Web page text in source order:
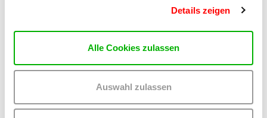
Details zeigen
Alle Cookies zulassen
Auswahl zulassen
PLATZKONZERTE 2026
MEHR LESEN